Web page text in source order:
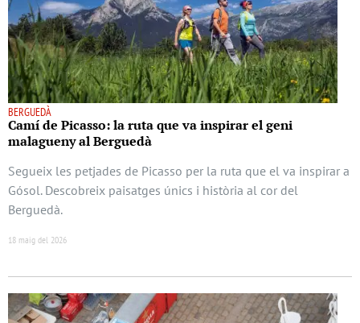
BERGUEDÀ
Camí de Picasso: la ruta que va inspirar el geni
malagueny al Berguedà
Segueix les petjades de Picasso per la ruta que el va inspirar a
Gósol. Descobreix paisatges únics i història al cor del
Berguedà.
18 maig del 2026